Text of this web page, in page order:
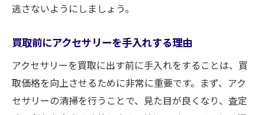
アクセサリー買取の流れ静岡市での手続きポイ
初めての方でも安心な買取手続き
買取ステップを理解してスムーズに進める
必要書類とその準備方法
査定時に確認すべきポイント
逃さないようにしましょう。
買取前にアクセサリーを手入れする理由
アクセサリーを買取に出す前に手入れをすることは、買
取価格を向上させるために非常に重要です。まず、アク
セサリーの清掃を行うことで、見た目が良くなり、査定